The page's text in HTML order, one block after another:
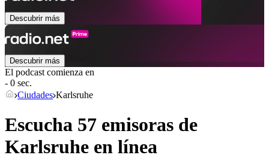
Descubrir más
Descubrir más
El podcast comienza en
- 0 sec.
Ciudades Karlsruhe
Escucha 57 emisoras de
Karlsruhe en línea